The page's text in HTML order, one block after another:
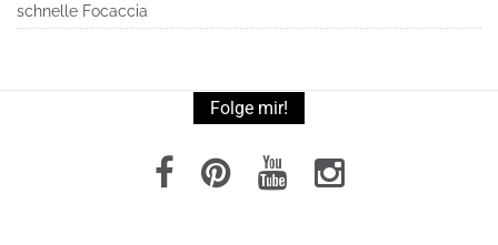
schnelle Focaccia
Folge mir!